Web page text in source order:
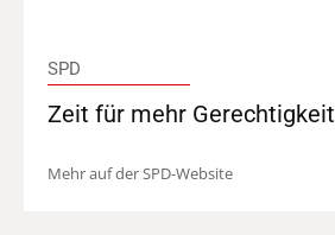
SPD
Zeit für mehr Gerechtigkeit
Mehr auf der SPD-Website